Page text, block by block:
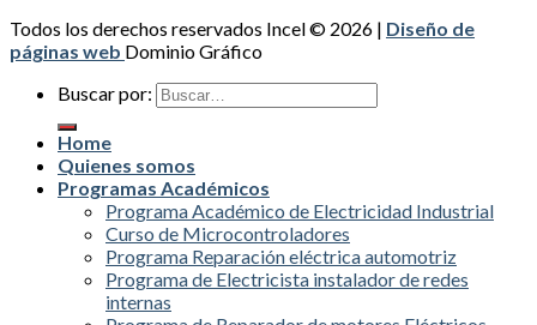
Todos los derechos reservados Incel © 2026 | Diseño de
páginas web Dominio Gráfico
Buscar por:
Home
Quienes somos
Programas Académicos
Programa Académico de Electricidad Industrial
Curso de Microcontroladores
Programa Reparación eléctrica automotriz
Programa de Electricista instalador de redes
internas